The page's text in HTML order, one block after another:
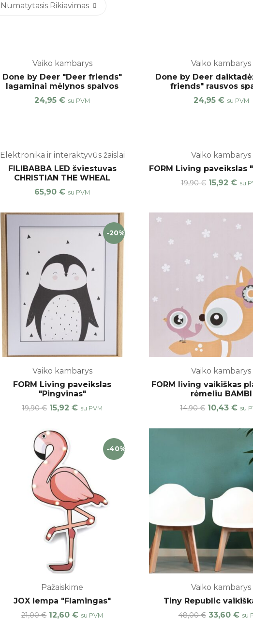
Numatytasis Rikiavimas
Vaiko kambarys
Done by Deer "Deer friends"
lagaminai mėlynos spalvos
24,95€ su PVM
Vaiko kambarys
Done by Deer
friends" rausvos
24,95 € su PVM
Elektronika ir interaktyvūs žaislai
FILIBABBA LED šviestuvas
CHRISTIAN THE WHEAL
65,90€ su PVM
-20%
Vaiko kambarys
FORM Living paveikslas
19,90€ 15,92 € su
-20%
Vaiko kambarys
FORM Living paveikslas
"Pingvinas"
19,90€ 15,92€ su PVM
Vaiko kambarys
FORM living vaikiškas
rėmeliu BAMBI
14,90€ 10,43€ su
-40%
Pažaiskime
JOX lempa "Flamingas"
21,00€ 12,60€ su PVM
Vaiko kambarys
Tiny Republic
48,00€ 33,60 € su